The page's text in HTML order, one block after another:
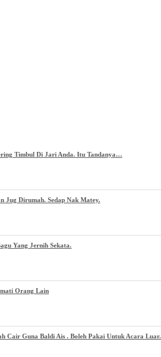
Timbul Di Jari Anda. Itu Tandanya…
Jug Dirumah. Sedap Nak Matey.
Yang Jernih Sekata.
Orang Lain
Cair Guna Baldi Ais . Boleh Pakai Untuk Acara Luar.